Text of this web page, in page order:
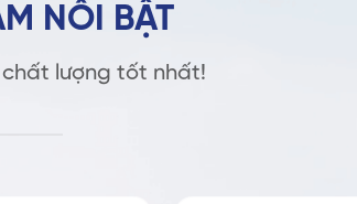
NỔI BẬT
lượng tốt nhất!